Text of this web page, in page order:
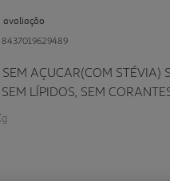
avaliação
8437019629489
AÇUCAR(COM STÉVIA)
LÍPIDOS, SEM
- SABOR ABACAXI E